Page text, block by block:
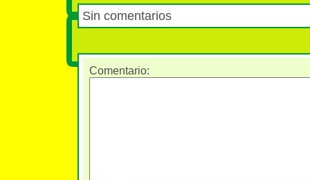
Sin comentarios
Comentario: